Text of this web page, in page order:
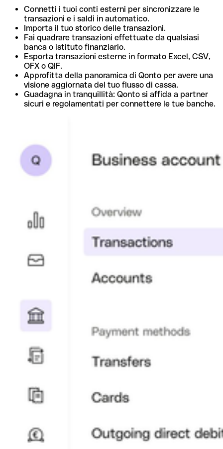
Connetti i tuoi conti esterni per sincronizzare le
transazioni e i saldi in automatico.
Importa il tuo storico delle transazioni.
Fai quadrare transazioni effettuate da qualsiasi
banca o istituto finanziario.
Esporta transazioni esterne in formato Excel, CSV,
OFX o QIF.
Approfitta della panoramica di Qonto per avere una
visione aggiornata del tuo flusso di cassa.
Guadagna in tranquillità: Qonto si affida a partner
sicuri e regolamentati per connettere le tue banche.